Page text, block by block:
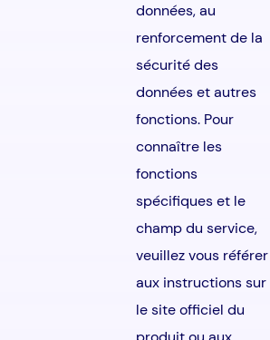
données, au
renforcement de la
sécurité des
données et autres
fonctions. Pour
connaître les
fonctions
spécifiques et le
champ du service,
veuillez vous référer
aux instructions sur
le site officiel du